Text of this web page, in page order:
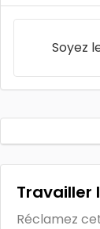
Soyez
Travailler
Réclamez